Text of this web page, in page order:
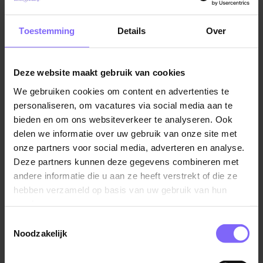
Toestemming Details Over
Deze website maakt gebruik van cookies
We gebruiken cookies om content en advertenties te
personaliseren, om vacatures via social media aan te
bieden en om ons websiteverkeer te analyseren. Ook
delen we informatie over uw gebruik van onze site met
onze partners voor social media, adverteren en analyse.
Deze partners kunnen deze gegevens combineren met
andere informatie die u aan ze heeft verstrekt of die ze
hebben verzameld op basis van uw gebruik van hun
Noodzakelijk
Over SPIE
Werken bij SPIE brengt het in beweging! Als grootste
SPIE de wereld waarin we wonen, werken en leven in
beweging. We zorgen ervoor dat gebouwen optimaal
presteren, maken steden slimmer, faciliteren de
energietransitie, verduurzamen industriële activiteiten
en brengen de digitale transformatie in beweging.
Welke uitdaging ga jij aan?
Niet denken maar doen
Wil je meer weten over deze functie, de
beweging kan brengen? Neem gewoon contact:
Midden Limburg |Vacatures
techniek in Limburg
Technisch Onderhoudsmonteur
(specialist) - St. Anna Heel
Koraal
Heel
Verspaner (Draaier/frezer)